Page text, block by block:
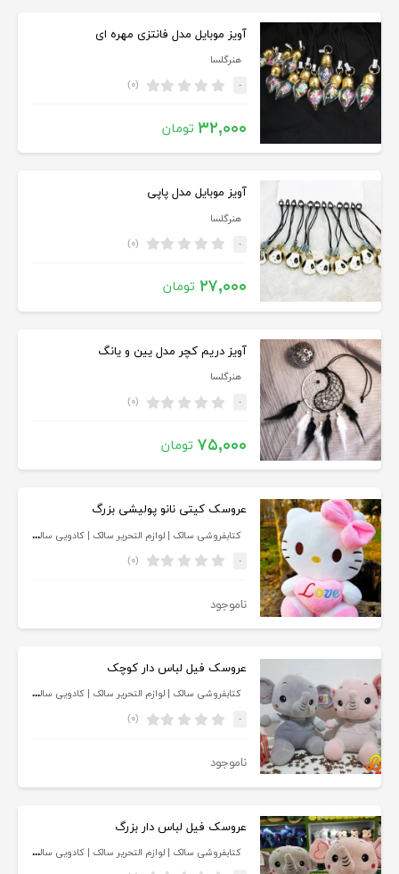
آویز موبایل مدل فانتزی مهره ای
هنرگلسا
- (۰)
۳۲,۰۰۰ تومان
آویز موبایل مدل پاپی
هنرگلسا
- (۰)
۲۷,۰۰۰ تومان
آویز دریم کچر مدل یین و یانگ
هنرگلسا
- (۰)
۷۵,۰۰۰ تومان
عروسک کیتی نانو پولیشی بزرگ
کتابفروشی سالک | لوازم التحریر سالک | کادویی سالک
- (۰)
ناموجود
عروسک فیل لباس دار کوچک
کتابفروشی سالک | لوازم التحریر سالک | کادویی سالک
- (۰)
ناموجود
عروسک فیل لباس دار بزرگ
کتابفروشی سالک | لوازم التحریر سالک | کادویی سالک